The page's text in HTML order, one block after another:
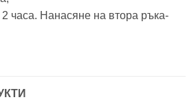
часа. Нанасяне на втора ръка-